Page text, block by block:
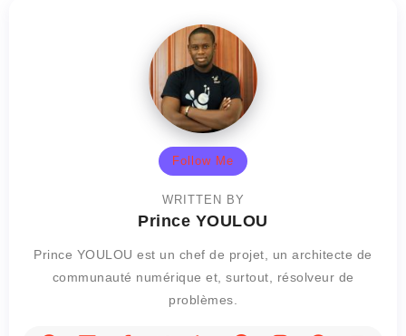
Follow Me
WRITTEN BY
Prince YOULOU
Prince YOULOU est un chef de projet, un architecte de
communauté numérique et, surtout, résolveur de
problèmes.